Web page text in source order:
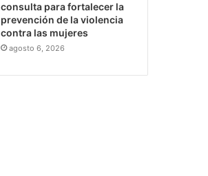
consulta para fortalecer la
prevención de la violencia
contra las mujeres
agosto 6, 2026